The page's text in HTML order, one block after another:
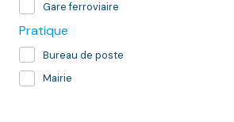
Gare ferroviaire
Pratique
Bureau de poste
Mairie